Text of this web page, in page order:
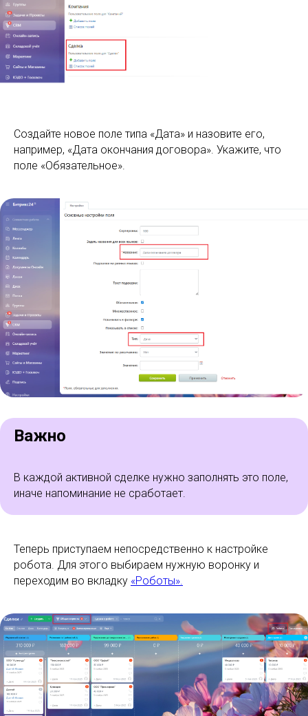
Создайте новое поле типа «Дата» и назовите его,
например, «Дата окончания договора». Укажите, что
поле «Обязательное».
Важно
В каждой активной сделке нужно заполнять это поле,
иначе напоминание не сработает.
Теперь приступаем непосредственно к настройке
робота. Для этого выбираем нужную воронку и
переходим во вкладку «Роботы».